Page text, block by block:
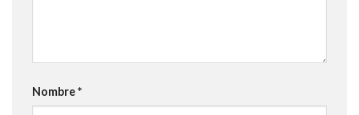
Nombre*